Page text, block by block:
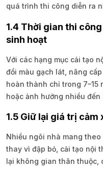
quá trình thi công diễn ra
1.4 Thời gian thi
sinh hoạt
Với các hạng mục cải tạo
đổi màu gạch lát, nâng
hoàn thành chỉ trong 7–15
hoặc ảnh hưởng nhiều
1.5 Giữ lại giá trị
Nhiều ngôi nhà mang
thay vì đập bỏ, cải tạo nội
lại không gian thân thuộc,